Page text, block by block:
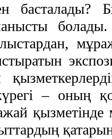
басталады?
– оның
қызметінде